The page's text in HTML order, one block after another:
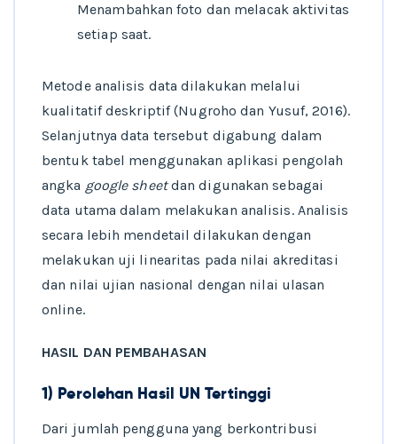
Menambahkan foto dan melacak aktivitas
setiap saat.
Metode analisis data dilakukan melalui
kualitatif deskriptif (Nugroho dan Yusuf, 2016).
Selanjutnya data tersebut digabung dalam
bentuk tabel menggunakan aplikasi pengolah
angka google sheetdan digunakan sebagai
data utama dalam melakukan analisis. Analisis
secara lebih mendetail dilakukan dengan
melakukan uji linearitas pada nilai akreditasi
dan nilai ujian nasional dengan nilai ulasan
online.
HASIL DAN PEMBAHASAN
1) Perolehan Hasil UN Tertinggi
Dari jumlah pengguna yang berkontribusi